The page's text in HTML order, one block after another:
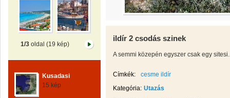
1/3oldal (19 kép)
Kusadasi
15 kép
ildír 2 csodás szinek
A semmi közepén egyszer csak egy sitesi.
Címkék:
cesme ildír
Kategória: Utazás